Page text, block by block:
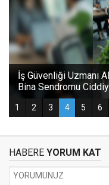
HABERE YORUM KAT